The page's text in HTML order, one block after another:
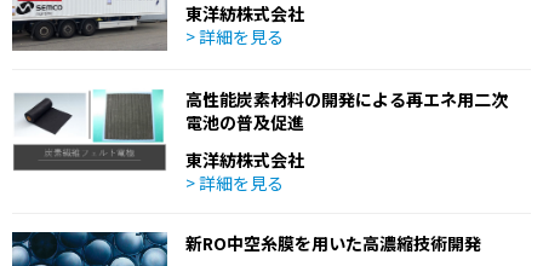
東洋紡株式会社
> 詳細を見る
高性能炭素材料の開発による再エネ用二次
電池の普及促進
東洋紡株式会社
> 詳細を見る
新RO中空糸膜を用いた高濃縮技術開発